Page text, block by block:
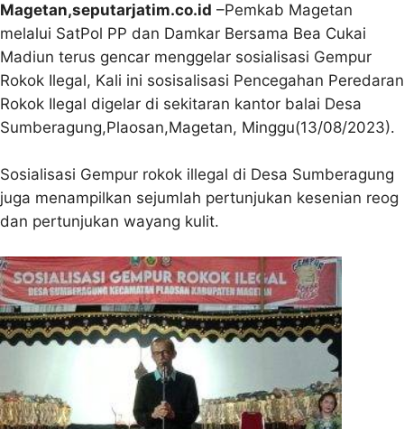
Magetan,seputarjatim.co.id –Pemkab Magetan
melalui SatPol PP dan Damkar Bersama Bea Cukai
Madiun terus gencar menggelar sosialisasi Gempur
Rokok Ilegal, Kali ini sosisalisasi Pencegahan Peredaran
Rokok Ilegal digelar di sekitaran kantor balai Desa
Sumberagung,Plaosan,Magetan, Minggu(13/08/2023).
Sosialisasi Gempur rokok illegal di Desa Sumberagung
juga menampilkan sejumlah pertunjukan kesenian reog
dan pertunjukan wayang kulit.